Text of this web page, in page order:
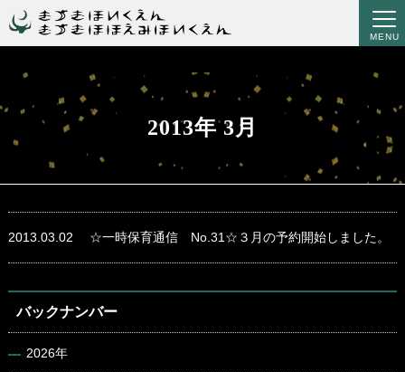
MENU
2013年 3月
2013.03.02 ☆一時保育通信 No.31☆３月の予約開始しました。
バックナンバー
2026年